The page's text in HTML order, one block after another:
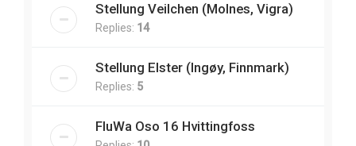
Stellung Veilchen (Molnes, Vigra)
Replies: 14
Stellung Elster (Ingøy, Finnmark)
Replies: 5
FluWa Oso 16 Hvittingfoss